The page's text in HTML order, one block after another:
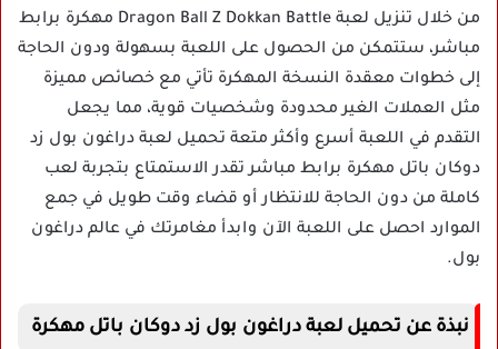
من خلال تنزيل لعبة Dragon Ball Z Dokkan Battle مهكرة برابط
مباشر، ستتمكن من الحصول على اللعبة بسهولة ودون الحاجة
إلى خطوات معقدة النسخة المهكرة تأتي مع خصائص مميزة
مثل العملات الغير محدودة وشخصيات قوية، مما يجعل
التقدم في اللعبة أسرع وأكثر متعة تحميل لعبة دراغون بول زد
دوكان باتل مهكرة برابط مباشر تقدر الاستمتاع بتجربة لعب
كاملة من دون الحاجة للانتظار أو قضاء وقت طويل في جمع
الموارد احصل على اللعبة الآن وابدأ مغامرتك في عالم دراغون
بول.
نبذة عن تحميل لعبة دراغون بول زد دوكان باتل مهكرة